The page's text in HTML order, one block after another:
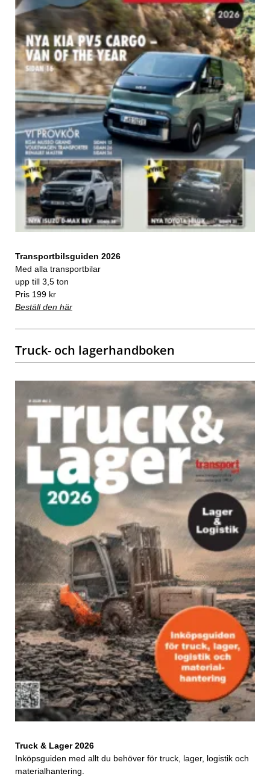
Transportbilsguiden 2026
Med alla transportbilar
upp till 3,5 ton
Pris 199 kr
Beställ den här
Truck- och lagerhandboken
Truck & Lager 2026
Inköpsguiden med allt du behöver för truck, lager, logistik och
materialhantering.